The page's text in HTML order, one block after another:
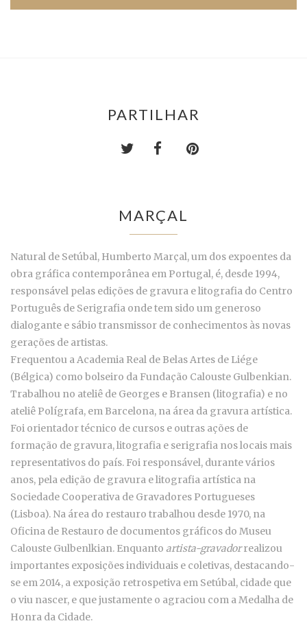
PARTILHAR
MARÇAL
Natural de Setúbal, Humberto Marçal, um dos expoentes da
obra gráfica contemporânea em Portugal, é, desde 1994,
responsável pelas edições de gravura e litografia do Centro
Português de Serigrafia onde tem sido um generoso
dialogante e sábio transmissor de conhecimentos às novas
gerações de artistas.
Frequentou a Academia Real de Belas Artes de Liége
(Bélgica) como bolseiro da Fundação Calouste Gulbenkian.
Trabalhou no ateliê de Georges e Bransen (litografia) e no
ateliê Polígrafa, em Barcelona, na área da gravura artística.
Foi orientador técnico de cursos e outras ações de
formação de gravura, litografia e serigrafia nos locais mais
representativos do país. Foi responsável, durante vários
anos, pela edição de gravura e litografia artística na
Sociedade Cooperativa de Gravadores Portugueses
(Lisboa). Na área do restauro trabalhou desde 1970, na
Oficina de Restauro de documentos gráficos do Museu
Calouste Gulbenlkian. Enquanto artista-gravadorrealizou
importantes exposições individuais e coletivas, destacando-
se em 2014, a exposição retrospetiva em Setúbal, cidade que
o viu nascer, e que justamente o agraciou com a Medalha de
Honra da Cidade.